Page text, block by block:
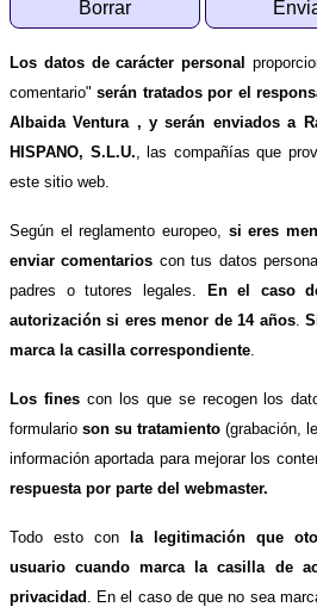
Los datos de carácter personal
comentario"serán tratados por el
Albaida Ventura , y serán enviados a
HISPANO, S.L.U. , las compañías que
este sitio web.
Según el reglamento europeo, si eres
enviar comentarios con tus datos
padres o tutores legales.
En el caso
autorización si eres menor de 14 años.
marca la casilla correspondiente
Los finescon los que se recogen los
formularioson su tratamiento (grabación,
información aportada para mejorar los
respuesta por parte del webmaster.
Todo esto con
la legitimación que
usuario cuando marca la casilla de
privacidad
. En el caso de que no sea